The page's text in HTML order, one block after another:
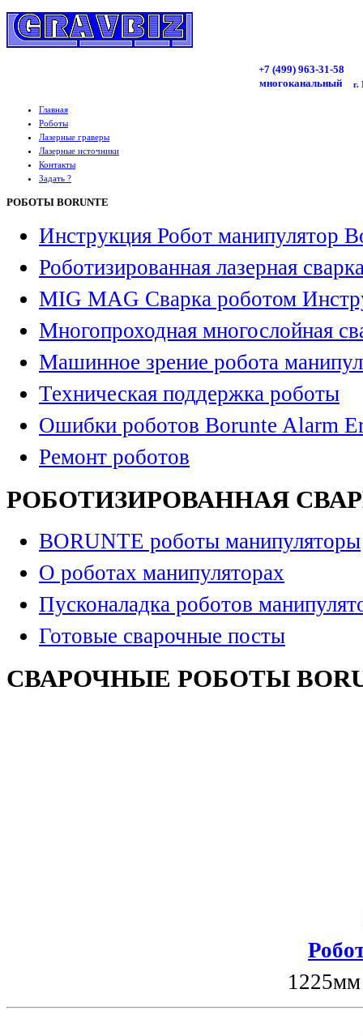
+7 (499) 963-31-58
многоканальный
г.
Главная
Роботы
Лазерные граверы
Лазерные источники
Контакты
Задать ?
РОБОТЫ BORUNTE
Инструкция Робот манипулятор
Роботизированная лазерная
MIG MAG Сварка роботом
Многопроходная многослойная
Машинное зрение робота
Техническая поддержка роботы
Ошибки роботов Borunte Alarm
Ремонт роботов
РОБОТИЗИРОВАННАЯ
BORUNTE роботы манипуляторы
О роботах манипуляторах
Пусконаладка роботов
Готовые сварочные посты
СВАРОЧНЫЕ РОБОТЫ